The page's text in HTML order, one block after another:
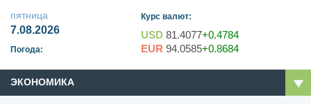
пятница
7.08.2026
Погода:
Курс валют:
USD 81.4077+0.4784
EUR 94.0585+0.8684
ЭКОНОМИКА